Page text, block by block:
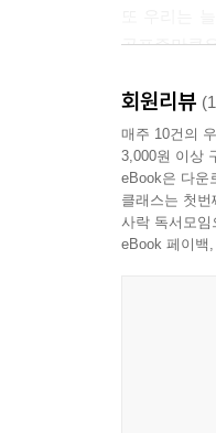
공포증만큼
폴 씨는 엘
행동치료사
말을 되풀이
많지 않다.
이들 외에도
레키의 문
바깥 공기
회원리뷰
매주 10건의
3,000원 이상
eBook은 다운
클래스는 첫
사락 독서모
eBook 페이백